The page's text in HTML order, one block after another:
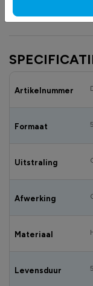
opslagruimtes
Artikelnummer
Formaat
Uitstraling
Afwerking
Materiaal
Levensduur